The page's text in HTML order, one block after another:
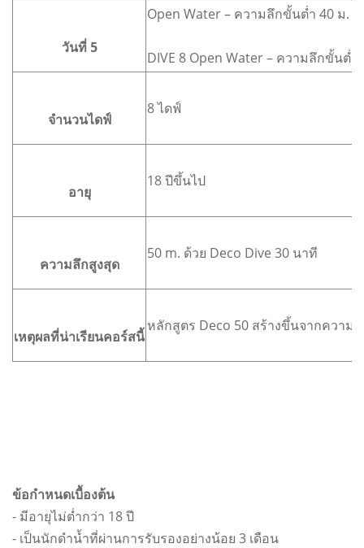
วันที่ 5
Open Water – ความลึกขั้นต่ำ 40 ม.
DIVE 8 Open Water – ความลึกขั้นต่
จำนวนไดฟ์
8 ไดฟ์
อายุ
18 ปีขึ้นไป
ความลึกสูงสุด
50 m. ด้วย Deco Dive 30 นาที
เหตุผลที่น่าเรียนคอร์สนี้
หลักสูตร Deco 50 สร้างขึ้นจากความ
ข้อกำหนดเบื้องต้น
- มีอายุไม่ต่ำกว่า 18 ปี
- เป็นนักดำน้ำที่ผ่านการรับรองอย่างน้อย 3 เดือน